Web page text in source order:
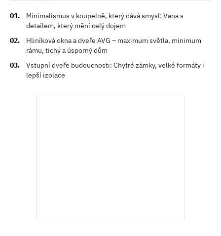
Minimalismus v koupelně, který dává smysl: Vana s
detailem, který mění celý dojem
Hliníková okna a dveře AVG – maximum světla, minimum
rámu, tichý a úsporný dům
Vstupní dveře budoucnosti: Chytré zámky, velké formáty i
lepší izolace